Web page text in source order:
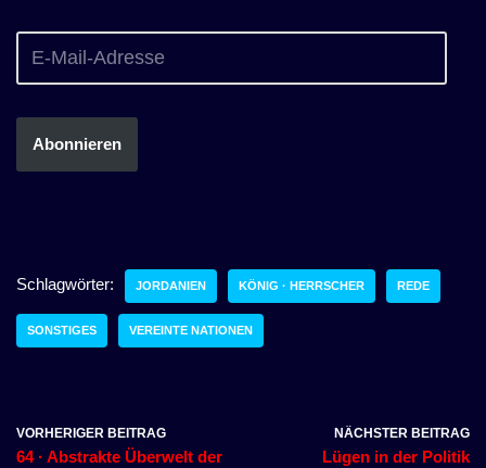
Abonnieren
Schlagwörter: JORDANIEN KÖNIG · HERRSCHER REDE
SONSTIGES VEREINTE NATIONEN
VORHERIGER BEITRAG
64 · Abstrakte Überwelt der
NÄCHSTER BEITRAG
Lügen in der Politik